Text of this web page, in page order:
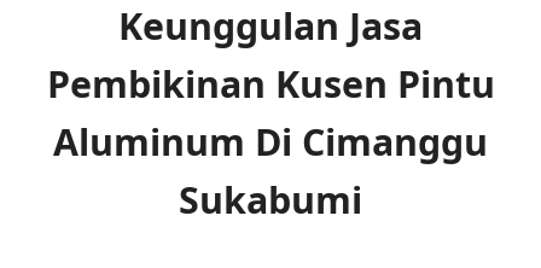
Keunggulan Jasa
Pembikinan Kusen Pintu
Aluminum Di Cimanggu
Sukabumi